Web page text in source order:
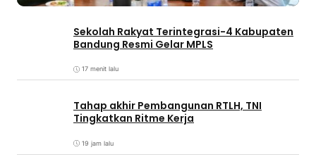
Sekolah Rakyat Terintegrasi-4 Kabupaten
Bandung Resmi Gelar MPLS
17 menit lalu
Tahap akhir Pembangunan RTLH, TNI
Tingkatkan Ritme Kerja
19 jam lalu